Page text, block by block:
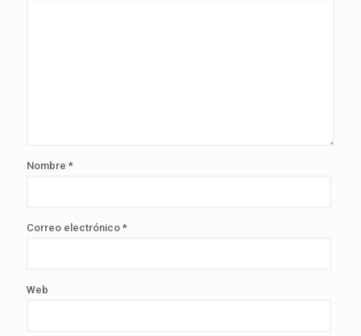
Nombre *
Correo electrónico *
Web